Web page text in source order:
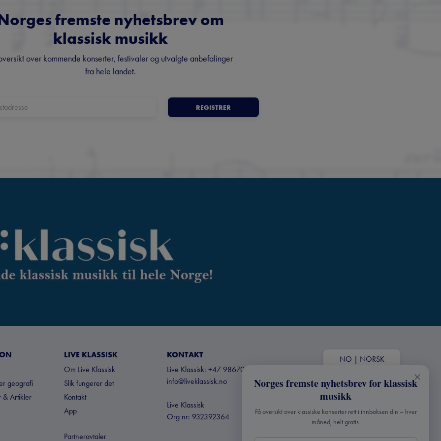
fremste nyhetsbrev om
klassisk musikk
over kommende konserter, festivaler og utvalgte anbefalinger
fra hele landet.
REGISTRER
geografi
& Artikler
LIVE KLASSISK
Om Live Klassisk
Slik fungerer det
Kontakt
App
Partneravtaler
KONTAKT
Live Klassisk: +47 98670803
info@liveklassisk.no
Live Klassisk
Org nr: 932392364
NO | NORSK
Norges fremste nyhetsbrev for klassisk
musikk
Få oversikt over klassiske konserter rett i innboksen din – hver
måned, helt gratis.